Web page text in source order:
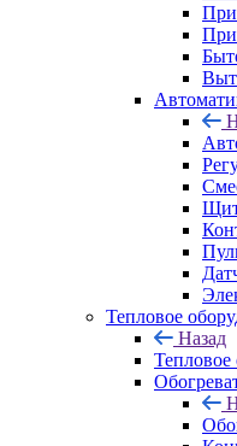
Тепловое
Назад
Тепловое